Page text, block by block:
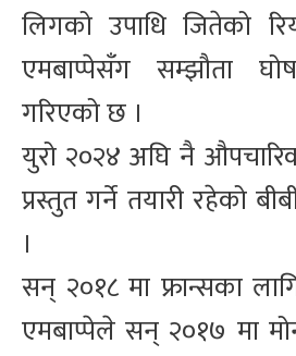
लिगको उपाधि जितेको
एमबाप्पेसँग सम्झौता
गरिएको छ ।
युरो २०२४ अघि नै
प्रस्तुत गर्ने तयारी रहेको
।
सन् २०१८ मा फ्रान्सका
एमबाप्पेले सन् २०१७ मा